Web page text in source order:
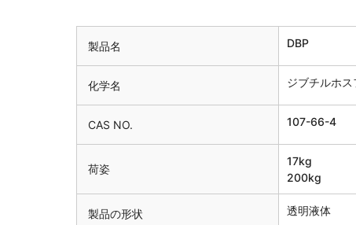
製品名 DBP
化学名 ジブチルホス
CAS NO. 107-66-4
荷姿
17kg
200kg
製品の形状 透明液体